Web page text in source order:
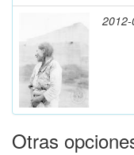
Otras